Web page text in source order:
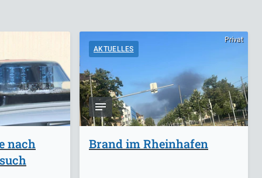
nach
Privat
AKTUELLES
Brand im Rheinhafen